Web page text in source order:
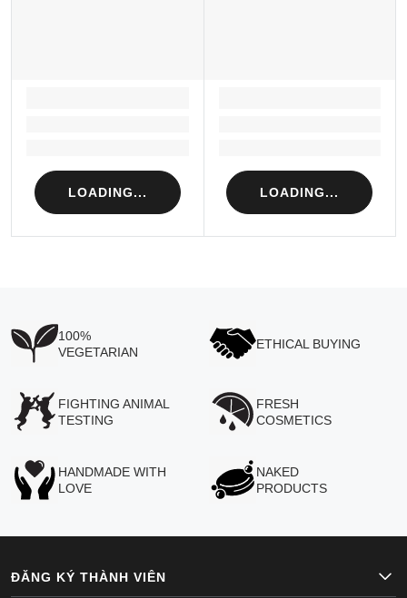
LOADING... LOADING...
100%
VEGETARIAN
ETHICAL BUYING
FIGHTING ANIMAL
TESTING
FRESH
COSMETICS
HANDMADE WITH
LOVE
NAKED
PRODUCTS
ĐĂNG KÝ THÀNH VIÊN